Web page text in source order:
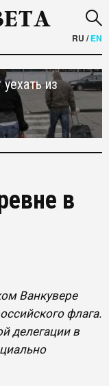
RU /EN
из
в
Ванкувере
флага.
делегации в